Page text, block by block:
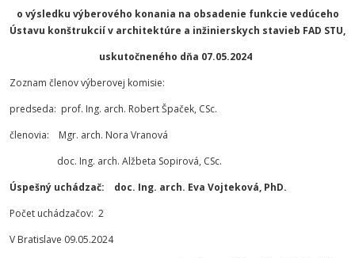
o výsledku výberového konania na obsadenie funkcie vedúceho
Ústavu konštrukcií v architektúre a inžinierskych stavieb FAD STU,
uskutočneného dňa 07.05.2024
Zoznam členov výberovej komisie:
predseda: prof. Ing. arch. Robert Špaček, CSc.
členovia: Mgr. arch. Nora Vranová
doc. Ing. arch. Alžbeta Sopirová, CSc.
Úspešný uchádzač: doc. Ing. arch. Eva Vojteková, PhD.
Počet uchádzačov: 2
V Bratislave 09.05.2024